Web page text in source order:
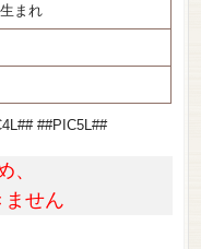
まれ
##PIC5L##
、
ません